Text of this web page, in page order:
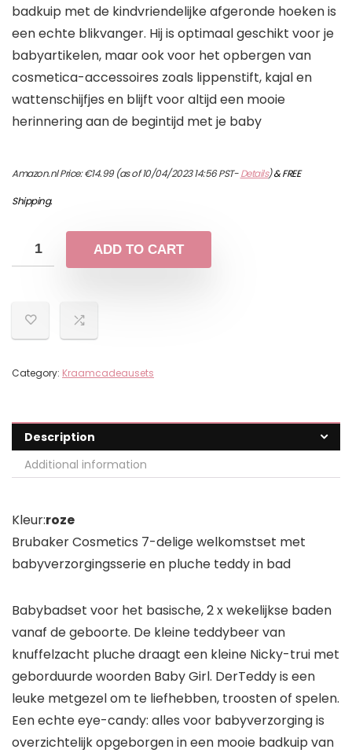
badkuip met de kindvriendelijke afgeronde hoeken is
een echte blikvanger. Hij is optimaal geschikt voor je
babyartikelen, maar ook voor het opbergen van
cosmetica-accessoires zoals lippenstift, kajal en
wattenschijfjes en blijft voor altijd een mooie
herinnering aan de begintijd met je baby
Amazon.nl Price:€14.99(as of 10/04/2023 14:56 PST-Details)&FREE
Shipping.
ADD TO CART
Category: Kraamcadeausets
Description
Additional information
Kleur:roze
Brubaker Cosmetics 7-delige welkomstset met
babyverzorgingsserie en pluche teddy in bad
Babybadset voor het basische, 2 x wekelijkse baden
vanaf de geboorte. De kleine teddybeer van
knuffelzacht pluche draagt een kleine Nicky-trui met
geborduurde woorden Baby Girl. DerTeddy is een
leuke metgezel om te liefhebben, troosten of spelen.
Een echte eye-candy: alles voor babyverzorging is
overzichtelijk opgeborgen in een mooie badkuip van